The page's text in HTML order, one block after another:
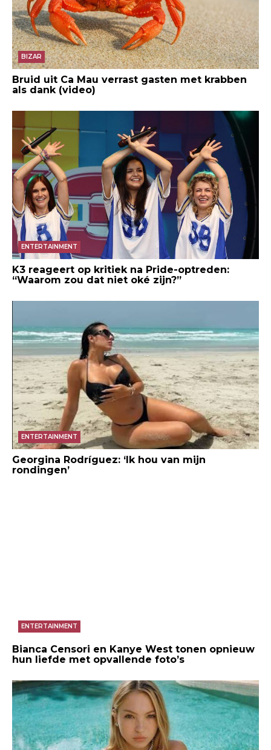
BIZAR
Bruid uit Ca Mau verrast gasten met krabben
als dank (video)
ENTERTAINMENT
K3 reageert op kritiek na Pride-optreden:
“Waarom zou dat niet oké zijn?”
ENTERTAINMENT
Georgina Rodríguez: ‘Ik hou van mijn
rondingen’
ENTERTAINMENT
Bianca Censori en Kanye West tonen opnieuw
hun liefde met opvallende foto’s